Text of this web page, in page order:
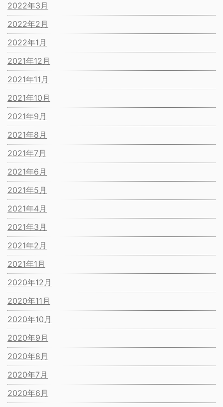
2022年3月
2022年2月
2022年1月
2021年12月
2021年11月
2021年10月
2021年9月
2021年8月
2021年7月
2021年6月
2021年5月
2021年4月
2021年3月
2021年2月
2021年1月
2020年12月
2020年11月
2020年10月
2020年9月
2020年8月
2020年7月
2020年6月